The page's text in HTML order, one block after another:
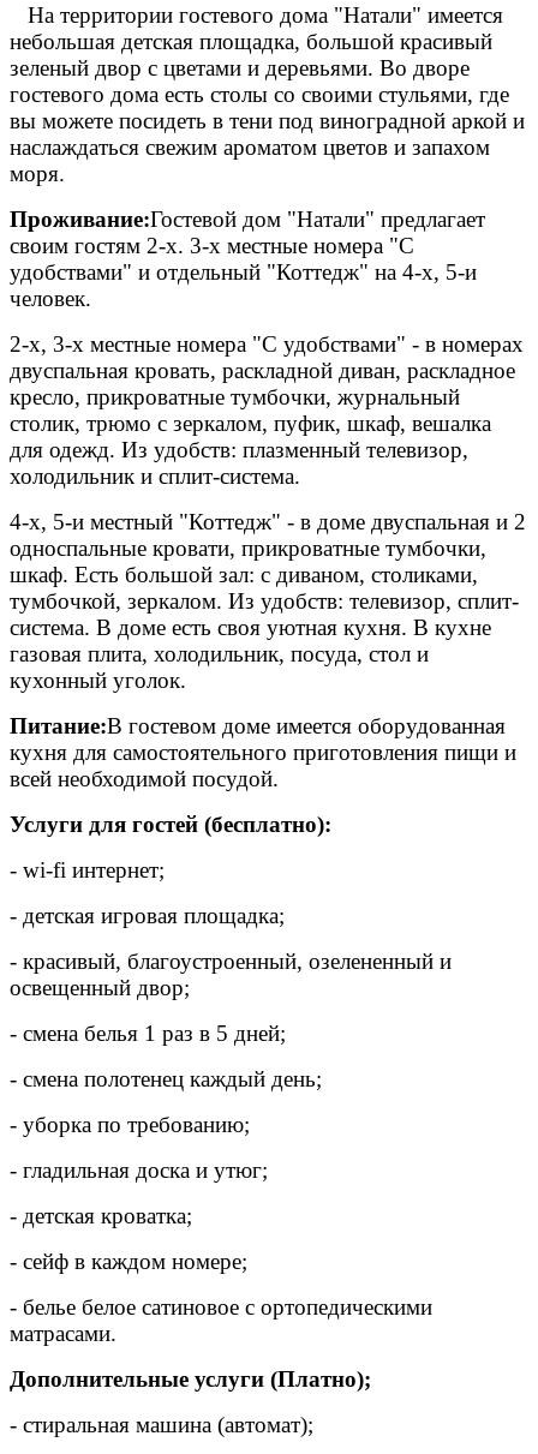
На территории гостевого дома "Натали" имеется
небольшая детская площадка, большой красивый
зеленый двор с цветами и деревьями. Во дворе
гостевого дома есть столы со своими стульями, где
вы можете посидеть в тени под виноградной аркой и
наслаждаться свежим ароматом цветов и запахом
моря.
Проживание:Гостевой дом "Натали" предлагает
своим гостям 2-х. 3-х местные номера "С
удобствами" и отдельный "Коттедж" на 4-х, 5-и
человек.
2-х, 3-х местные номера "С удобствами" - в номерах
двуспальная кровать, раскладной диван, раскладное
кресло, прикроватные тумбочки, журнальный
столик, трюмо с зеркалом, пуфик, шкаф, вешалка
для одежд. Из удобств: плазменный телевизор,
холодильник и сплит-система.
4-х, 5-и местный "Коттедж" - в доме двуспальная и 2
односпальные кровати, прикроватные тумбочки,
шкаф. Есть большой зал: с диваном, столиками,
тумбочкой, зеркалом. Из удобств: телевизор, сплит-
система. В доме есть своя уютная кухня. В кухне
газовая плита, холодильник, посуда, стол и
кухонный уголок.
Питание:В гостевом доме имеется оборудованная
кухня для самостоятельного приготовления пищи и
всей необходимой посудой.
Услуги для гостей (бесплатно):
- wi-fi интернет;
- детская игровая площадка;
- красивый, благоустроенный, озелененный и
освещенный двор;
- смена белья 1 раз в 5 дней;
- смена полотенец каждый день;
- уборка по требованию;
- гладильная доска и утюг;
- детская кроватка;
- сейф в каждом номере;
- белье белое сатиновое с ортопедическими
матрасами.
Дополнительные услуги (Платно);
- стиральная машина (автомат);